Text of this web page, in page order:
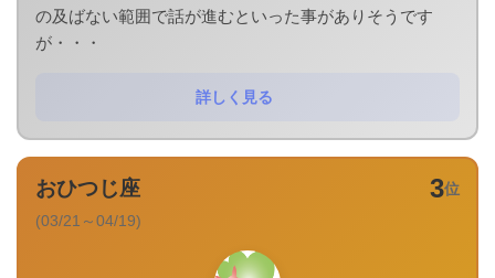
の及ばない範囲で話が進むといった事がありそうです
が・・・
詳しく見る
3位
おひつじ座
(03/21～04/19)